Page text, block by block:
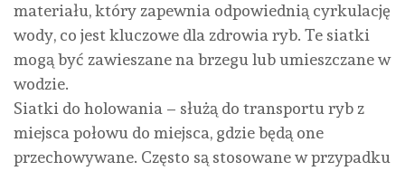
materiału, który zapewnia odpowiednią cyrkulację
wody, co jest kluczowe dla zdrowia ryb. Te siatki
mogą być zawieszane na brzegu lub umieszczane w
wodzie.
Siatki do holowania – służą do transportu ryb z
miejsca połowu do miejsca, gdzie będą one
przechowywane. Często są stosowane w przypadku